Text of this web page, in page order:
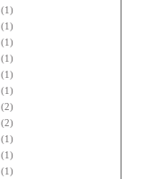
(1)
(1)
(1)
(1)
(1)
(1)
(2)
(2)
(1)
(1)
(1)